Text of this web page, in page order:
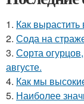
1. Как
2. Сода на
3. Сорта
августе.
4. Как мы
5. Наиболее